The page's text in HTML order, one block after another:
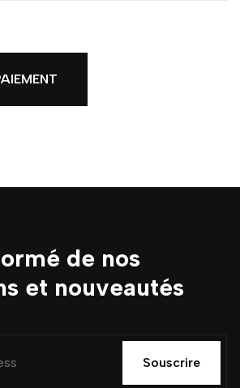
de nos
et nouveautés
Souscrire